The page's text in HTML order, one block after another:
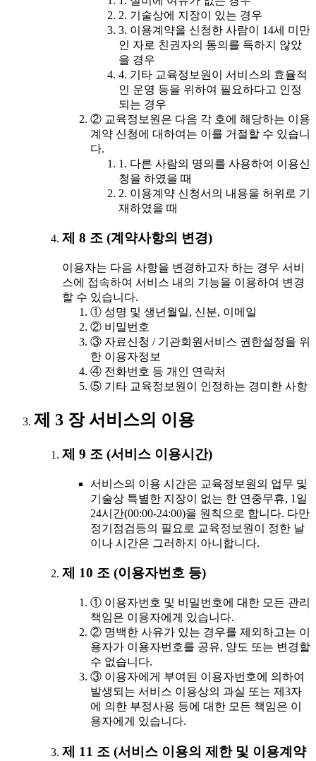
2. 기술상에 지장이 있는 경우
3. 이용계약을 신청한 사람이 14세 미만
인 자로 친권자의 동의를 득하지 않았
을 경우
4. 기타 교육정보원이 서비스의 효율적
인 운영 등을 위하여 필요하다고 인정
되는 경우
② 교육정보원은 다음 각 호에 해당하는 이용
계약 신청에 대하여는 이를 거절할 수 있습니
다.
1. 다른 사람의 명의를 사용하여 이용신
청을 하였을 때
2. 이용계약 신청서의 내용을 허위로 기
재하였을 때
제 8 조 (계약사항의 변경)
이용자는 다음 사항을 변경하고자 하는 경우 서비
스에 접속하여 서비스 내의 기능을 이용하여 변경
할 수 있습니다.
① 성명 및 생년월일, 신분, 이메일
② 비밀번호
③ 자료신청 / 기관회원서비스 권한설정을 위
한 이용자정보
④ 전화번호 등 개인 연락처
⑤ 기타 교육정보원이 인정하는 경미한 사항
제 3 장 서비스의 이용
제 9 조 (서비스 이용시간)
서비스의 이용 시간은 교육정보원의 업무 및
기술상 특별한 지장이 없는 한 연중무휴, 1일
24시간(00:00-24:00)을 원칙으로 합니다. 다만
정기점검등의 필요로 교육정보원이 정한 날
이나 시간은 그러하지 아니합니다.
제 10 조 (이용자번호 등)
① 이용자번호 및 비밀번호에 대한 모든 관리
책임은 이용자에게 있습니다.
② 명백한 사유가 있는 경우를 제외하고는 이
용자가 이용자번호를 공유, 양도 또는 변경할
수 없습니다.
③ 이용자에게 부여된 이용자번호에 의하여
발생되는 서비스 이용상의 과실 또는 제3자
에 의한 부정사용 등에 대한 모든 책임은 이
용자에게 있습니다.
제 11 조 (서비스 이용의 제한 및 이용계약